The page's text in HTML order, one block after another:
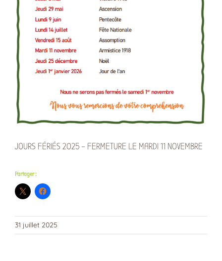
JOURS FÉRIÉS 2025 – FERMETURE LE MARDI 11 NOVEMBRE
Partager :
31 juillet 2025